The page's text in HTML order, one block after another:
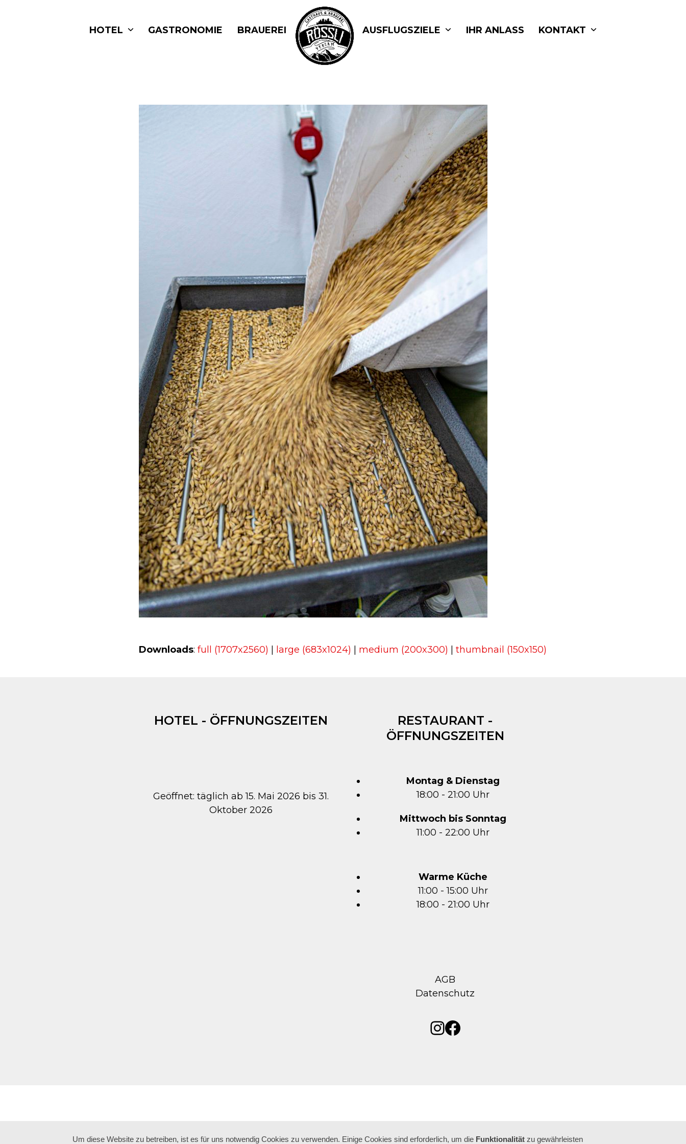
HOTEL GASTRONOMIE BRAUEREI AUSFLUGSZIELE IHR ANLASS KONTAKT
Downloads: full (1707x2560) large (683x1024) medium (200x300) thumbnail (150x150)
HOTEL - ÖFFNUNGSZEITEN
Geöffnet: täglich ab 15. Mai 2026 bis 31.
Oktober 2026
RESTAURANT -
ÖFFNUNGSZEITEN
Montag & Dienstag
18:00 - 21:00 Uhr
Mittwoch bis Sonntag
11:00 - 22:00 Uhr
Warme Küche
11:00 - 15:00 Uhr
18:00 - 21:00 Uhr
AGB
Datenschutz
Instagram
Facebook
Um diese Website zu betreiben, ist es für uns notwendig Cookies zu verwenden. Einige Cookies sind erforderlich, um die Funktionalitätzu gewährleisten